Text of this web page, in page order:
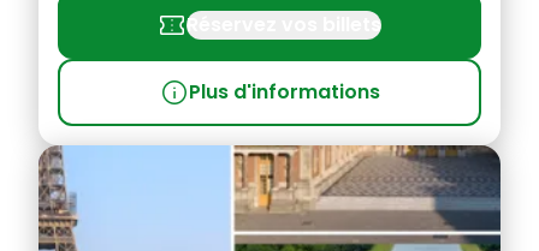
confirmation_numberRéservez vos billets
infoPlus d'informations